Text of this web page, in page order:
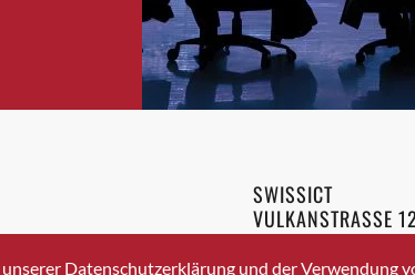
Burgdorf
Bäretswil
Bülach
Cazis
Crissier
Davos Platz
336 40 20
SWISSICT
VULKANSTRASSE
8048 ZURICH
Datenschutzerklärung und der Verwendung